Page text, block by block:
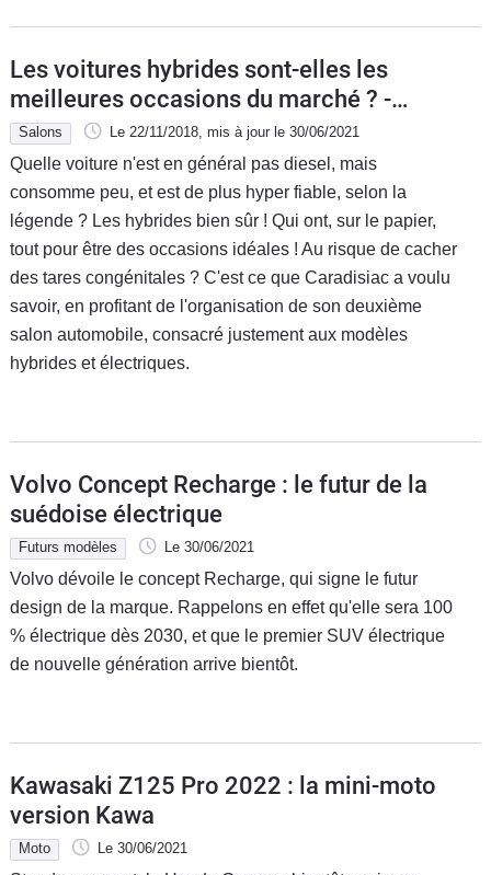
Les voitures hybrides sont-elles les
meilleures occasions du marché ? -
Salon Caradisiac Electrique/hybride
2021
Salons Le 22/11/2018, mis à jour le 30/06/2021
Quelle voiture n'est en général pas diesel, mais
consomme peu, et est de plus hyper fiable, selon la
légende ? Les hybrides bien sûr ! Qui ont, sur le papier,
tout pour être des occasions idéales ! Au risque de cacher
des tares congénitales ? C'est ce que Caradisiac a voulu
savoir, en profitant de l'organisation de son deuxième
salon automobile, consacré justement aux modèles
hybrides et électriques.
Volvo Concept Recharge : le futur de la
suédoise électrique
Futurs modèles Le 30/06/2021
Volvo dévoile le concept Recharge, qui signe le futur
design de la marque. Rappelons en effet qu'elle sera 100
% électrique dès 2030, et que le premier SUV électrique
de nouvelle génération arrive bientôt.
Kawasaki Z125 Pro 2022 : la mini-moto
version Kawa
Moto Le 30/06/2021